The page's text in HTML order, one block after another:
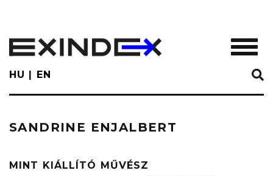
main
content
HU EN
SANDRINE ENJALBERT
MINT KIÁLLÍTÓ MŰVÉSZ